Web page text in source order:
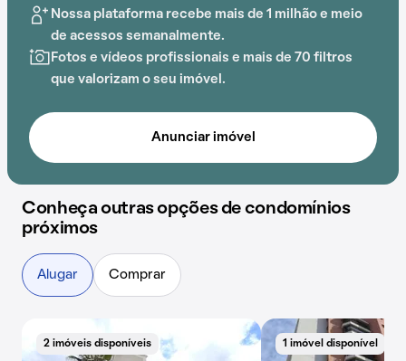
Nossa plataforma recebe mais de 1 milhão e meio
de acessos semanalmente.
Fotos e vídeos profissionais e mais de 70 filtros
que valorizam o seu imóvel.
Anunciar imóvel
Conheça outras opções de condomínios
próximos
Alugar Comprar
2 imóveis disponíveis 1 imóvel disponível